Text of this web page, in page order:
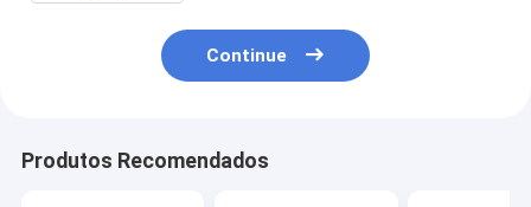
Continue
Produtos Recomendados